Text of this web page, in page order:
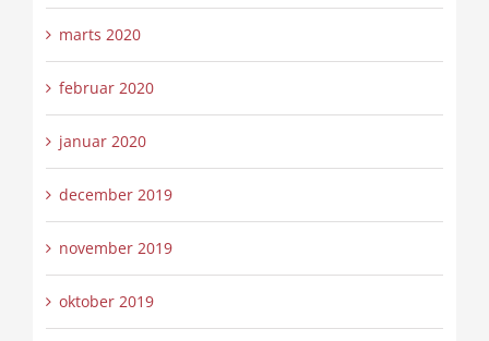
marts 2020
februar 2020
januar 2020
december 2019
november 2019
oktober 2019